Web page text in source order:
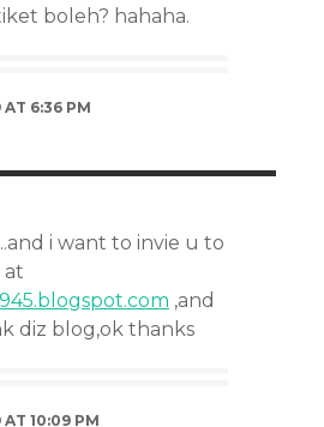
boleh? hahaha.
AT 6:36 PM
i want to invie u to
at
,and
diz blog,ok thanks
AT 10:09 PM